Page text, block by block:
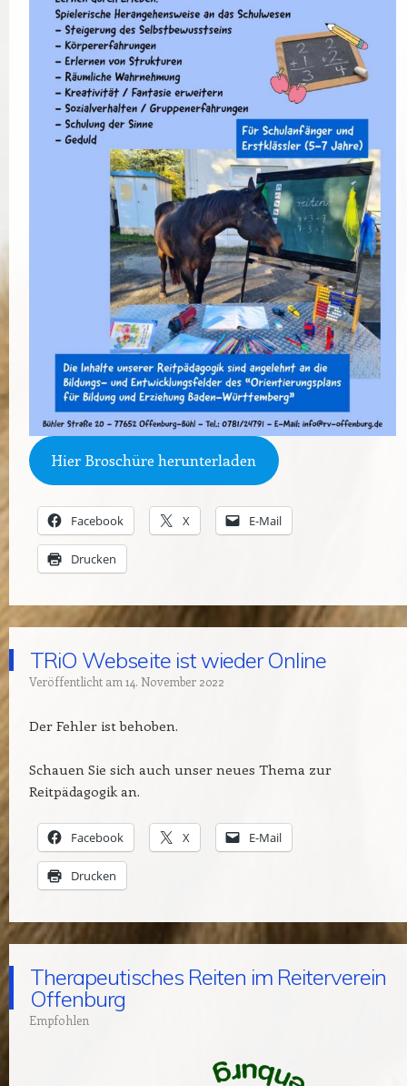
Hier Broschüre herunterladen
Facebook X E-Mail
Drucken
TRiO Webseite ist wieder Online
Veröffentlicht am 14. November 2022
Der Fehler ist behoben.
Schauen Sie sich auch unser neues Thema zur
Reitpädagogik an.
Facebook X E-Mail
Drucken
Therapeutisches Reiten im Reiterverein
Offenburg
Empfohlen